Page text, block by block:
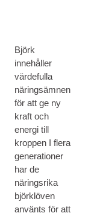
Björk
innehåller
värdefulla
näringsämnen
för att ge ny
kraft och
energi till
kroppen I flera
generationer
har de
näringsrika
björklöven
använts för att